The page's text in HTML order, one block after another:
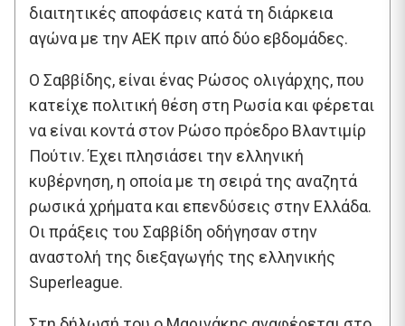
διαιτητικές αποφάσεις κατά τη διάρκεια
αγώνα με την ΑΕΚ πριν από δύο εβδομάδες.
Ο Σαββίδης, είναι ένας Ρώσος ολιγάρχης, που
κατείχε πολιτική θέση στη Ρωσία και φέρεται
να είναι κοντά στον Ρώσο πρόεδρο Βλαντιμίρ
Πούτιν. Έχει πλησιάσει την ελληνική
κυβέρνηση, η οποία με τη σειρά της αναζητά
ρωσικά χρήματα και επενδύσεις στην Ελλάδα.
Οι πράξεις του Σαββίδη οδήγησαν στην
αναστολή της διεξαγωγής της ελληνικής
Superleague.